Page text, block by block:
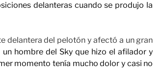
delanteras cuando se produjo la
delantera del pelotón y afectó a un gran
un hombre del Sky que hizo el afilador y
momento tenía mucho dolor y casi no